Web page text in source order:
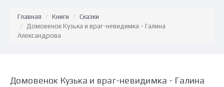
Главная Книги
Сказки
Домовенок Кузька и враг-невидимка - Галина
Александрова
Домовенок Кузька и враг-невидимка - Галина